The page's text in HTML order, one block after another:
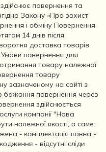
повернення та
Закону «Про захист
і обміну Повернення
14 днів після
доставка товарів
Умови повернення для
отримання товару належної
товару
зазначеному на сайті з
бажання повернення через
здійснюється
компанії "Нова
належної якості, а саме:
- комплектація повна -
- відсутні сліди